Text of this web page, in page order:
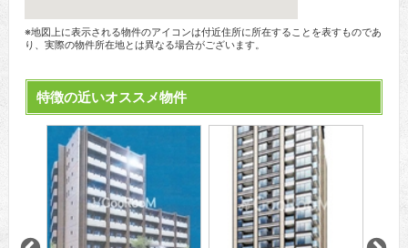
※地図上に表示される物件のアイコンは付近住所に所在することを表すものであ
り、実際の物件所在地とは異なる場合がございます。
特徴の近いオススメ物件